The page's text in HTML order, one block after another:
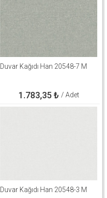
Duvar Kağıdı Han 20548-7 M
1.783,35 ₺ / Adet
Duvar Kağıdı Han 20548-3 M